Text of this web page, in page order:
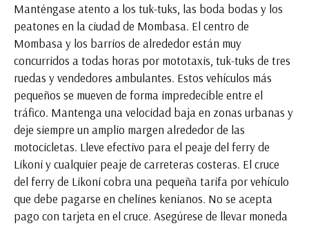
Manténgase atento a los tuk-tuks, las boda bodas y los
peatones en la ciudad de Mombasa. El centro de
Mombasa y los barrios de alrededor están muy
concurridos a todas horas por mototaxis, tuk-tuks de tres
ruedas y vendedores ambulantes. Estos vehículos más
pequeños se mueven de forma impredecible entre el
tráfico. Mantenga una velocidad baja en zonas urbanas y
deje siempre un amplio margen alrededor de las
motocicletas. Lleve efectivo para el peaje del ferry de
Likoni y cualquier peaje de carreteras costeras. El cruce
del ferry de Likoni cobra una pequeña tarifa por vehículo
que debe pagarse en chelines kenianos. No se acepta
pago con tarjeta en el cruce. Asegúrese de llevar moneda